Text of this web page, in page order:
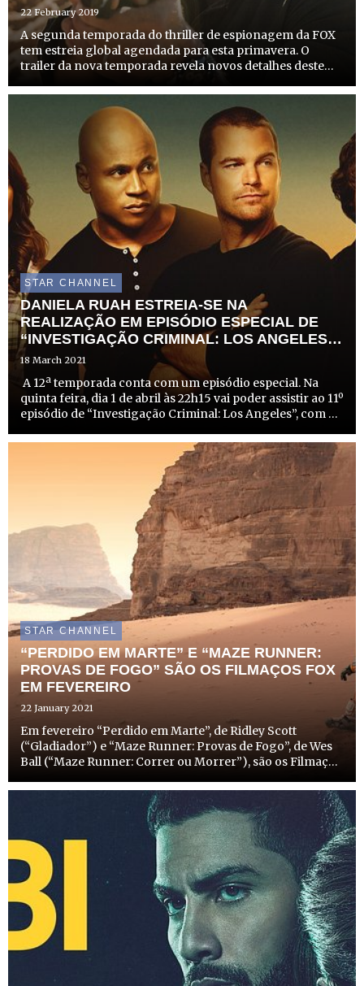
22 February 2019
A segunda temporada do thriller de espionagem da FOX
tem estreia global agendada para esta primavera. O
trailer da nova temporada revela novos detalhes deste
State’, com a apresentação de novas personagens, num
STAR CHANNEL
DANIELA RUAH ESTREIA-SE NA
REALIZAÇÃO EM EPISÓDIO ESPECIAL DE
“INVESTIGAÇÃO CRIMINAL: LOS ANGELES”
NA FOX
18 March 2021
A 12ª temporada conta com um episódio especial. Na
quinta feira, dia 1 de abril às 22h15 vai poder assistir ao 11º
episódio de “Investigação Criminal: Los Angeles”, com a
papel de Kensi Blye. A atriz de 37 anos est...
STAR CHANNEL
“PERDIDO EM MARTE” E “MAZE RUNNER:
PROVAS DE FOGO” SÃO OS FILMAÇOS FOX
EM FEVEREIRO
22 January 2021
Em fevereiro “Perdido em Marte”, de Ridley Scott
(“Gladiador”) e “Maze Runner: Provas de Fogo”, de Wes
Ball (“Maze Runner: Correr ou Morrer”), são os Filmaços
entusiasmantes de Mark Watney (Matt Damon) em Marte